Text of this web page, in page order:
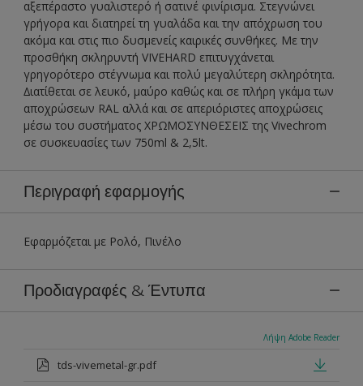
αξεπέραστο γυαλιστερό ή σατινέ φινίρισμα. Στεγνώνει
γρήγορα και διατηρεί τη γυαλάδα και την απόχρωση του
ακόμα και στις πιο δυσμενείς καιρικές συνθήκες. Με την
προσθήκη σκληρυντή VIVEHARD επιτυγχάνεται
γρηγορότερο στέγνωμα και πολύ μεγαλύτερη σκληρότητα.
∆ιατίθεται σε λευκό, μαύρο καθώς και σε πλήρη γκάμα των
αποχρώσεων RAL αλλά και σε απεριόριστες αποχρώσεις
μέσω του συστήματος XΡΩΜΟΣΥΝΘΕΣΕΙΣ της Vivechrom
σε συσκευασίες των 750ml & 2,5lt.
Περιγραφή εφαρμογής
Εφαρμόζεται με Ρολό, Πινέλο
Προδιαγραφές & Έντυπα
Λήψη Adobe Reader
tds-vivemetal-gr.pdf